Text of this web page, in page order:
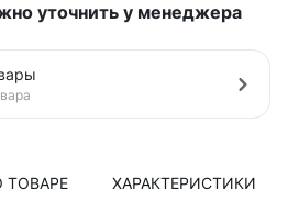
уточнить у менеджера
ТОВАРЕ ХАРАКТЕРИСТИКИ